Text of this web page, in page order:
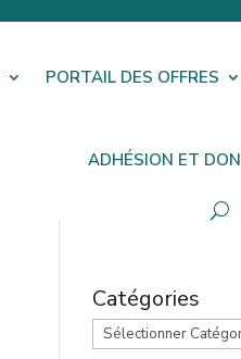
PORTAIL DES OFFRES
ADHÉSION ET DON
Catégories